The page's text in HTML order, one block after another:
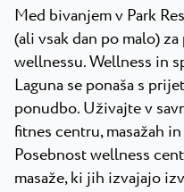
Med bivanjem v Park
(ali vsak dan po malo)
wellnessu. Wellness in
Laguna se ponaša s
ponudbo. Uživajte v
fitnes centru, masažah
Posebnost wellness
masaže, ki jih izvajajo